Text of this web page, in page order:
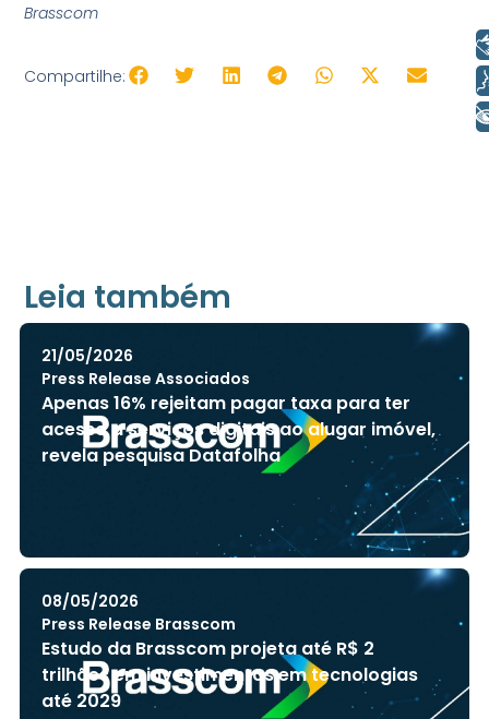
Brasscom
Compartilhe:
Leia também
21/05/2026
Press Release Associados
Apenas 16% rejeitam pagar taxa para ter
acesso a serviços digitais ao alugar imóvel,
revela pesquisa Datafolha
08/05/2026
Press Release Brasscom
Estudo da Brasscom projeta até R$ 2
trilhões em investimentos em tecnologias
até 2029
Voz